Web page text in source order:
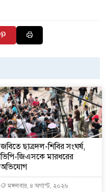
জবিতে ছাত্রদল-শিবির সংঘর্ষ,
ভিপি-জিএসকে মারধরের
অভিযোগ
মঙ্গলবার, ৪ অগাস্ট, ২০২৬